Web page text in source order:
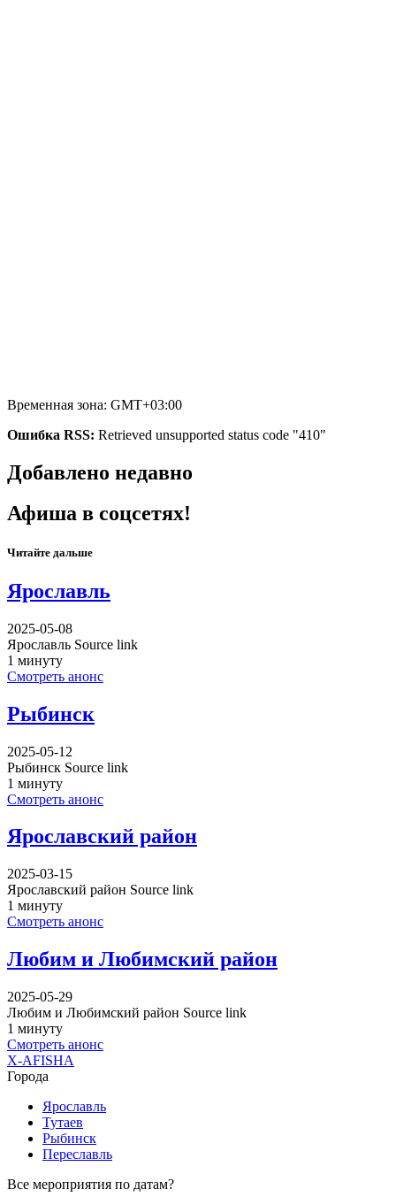
Временная зона: GMT+03:00
Ошибка RSS: Retrieved unsupported status code "410"
Добавлено недавно
Афиша в соцсетях!
Читайте дальше
Ярославль
2025-05-08
Ярославль Source link
1 минуту
Смотреть анонс
Рыбинск
2025-05-12
Рыбинск Source link
1 минуту
Смотреть анонс
Ярославский район
2025-03-15
Ярославский район Source link
1 минуту
Смотреть анонс
Любим и Любимский район
2025-05-29
Любим и Любимский район Source link
1 минуту
Смотреть анонс
X-AFISHA
Города
Ярославль
Тутаев
Рыбинск
Переславль
Все мероприятия по датам?